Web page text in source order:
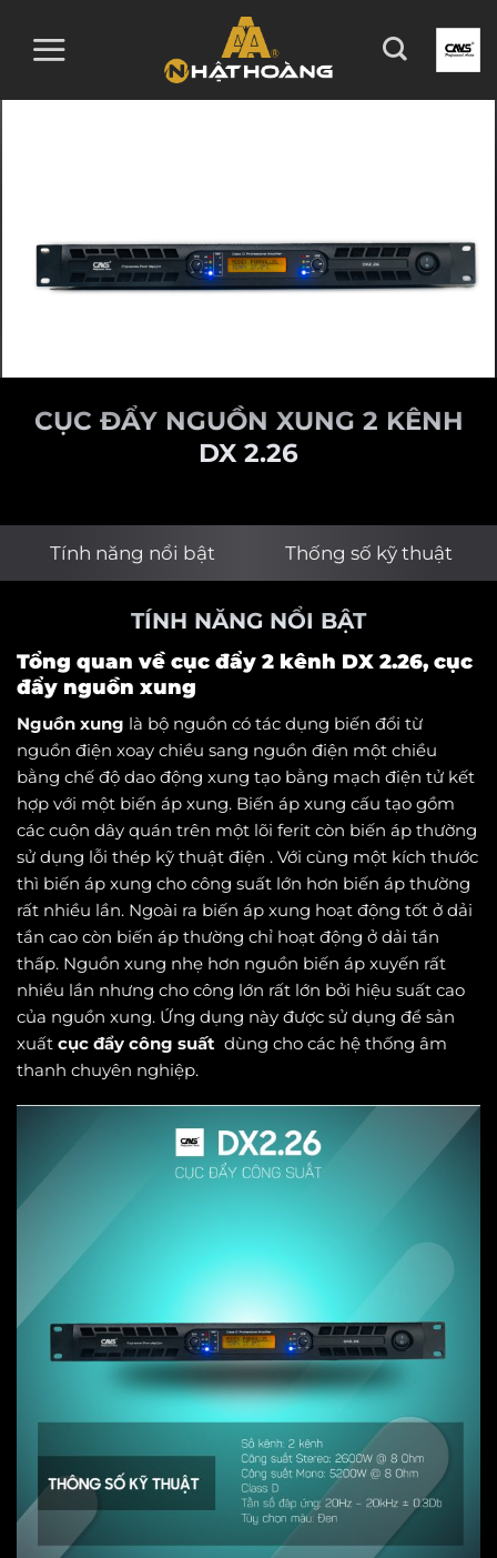
content
CỤC ĐẨY NGUỒN XUNG 2 KÊNH
DX 2.26
Tính năng nổi bật Thống số kỹ thuật
TÍNH NĂNG NỔI BẬT
Tổng quan về cục đẩy 2 kênh DX 2.26, cục
đẩy nguồn xung
Nguồn xung là bộ nguồn có tác dụng biến đổi từ
nguồn điện xoay chiều sang nguồn điện một chiều
bằng chế độ dao động xung tạo bằng mạch điện tử kết
hợp với một biến áp xung. Biến áp xung cấu tạo gồm
các cuộn dây quán trên một lõi ferit còn biến áp thường
sử dụng lỗi thép kỹ thuật điện . Với cùng một kích thước
thì biến áp xung cho công suất lớn hơn biến áp thường
rất nhiều lần. Ngoài ra biến áp xung hoạt động tốt ở dải
tần cao còn biến áp thường chỉ hoạt động ở dải tần
thấp. Nguồn xung nhẹ hơn nguồn biến áp xuyến rất
nhiều lần nhưng cho công lớn rất lớn bởi hiệu suất cao
của nguồn xung. Ứng dụng này được sử dụng để sản
xuất cục đẩy công suất dùng cho các hệ thống âm
thanh chuyên nghiệp.